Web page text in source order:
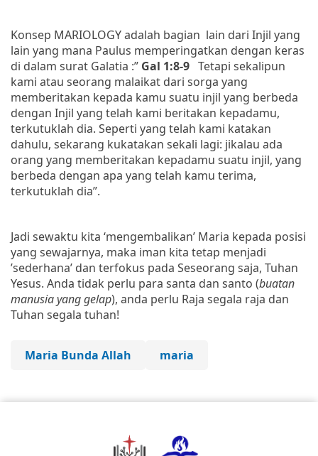
Konsep MARIOLOGY adalah bagian lain dari Injil yang
lain yang mana Paulus memperingatkan dengan keras
di dalam surat Galatia :” Gal 1:8-9 Tetapi sekalipun
kami atau seorang malaikat dari sorga yang
memberitakan kepada kamu suatu injil yang berbeda
dengan Injil yang telah kami beritakan kepadamu,
terkutuklah dia. Seperti yang telah kami katakan
dahulu, sekarang kukatakan sekali lagi: jikalau ada
orang yang memberitakan kepadamu suatu injil, yang
berbeda dengan apa yang telah kamu terima,
terkutuklah dia”.
Jadi sewaktu kita ‘mengembalikan’ Maria kepada posisi
yang sewajarnya, maka iman kita tetap menjadi
’sederhana’ dan terfokus pada Seseorang saja, Tuhan
Yesus. Anda tidak perlu para santa dan santo (buatan
manusia yang gelap), anda perlu Raja segala raja dan
Tuhan segala tuhan!
Maria Bunda Allah maria